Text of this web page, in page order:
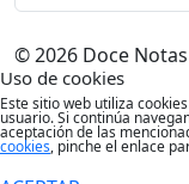
© 2026 Doce
Uso de cookies
Este sitio web utiliza
usuario. Si continúa
aceptación de las
cookies, pinche el enlace